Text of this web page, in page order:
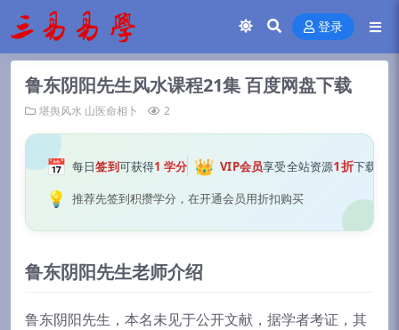
登录
鲁东阴阳先生风水课程21集 百度网盘下载
堪舆风水 山医命相卜 2
📅 每日签到可获得1 学分 👑 VIP会员享受全站资源1折下载
💡 推荐先签到积攒学分，在开通会员用折扣购买
鲁东阴阳先生老师介绍
鲁东阴阳先生，本名未见于公开文献，据学者考证，其